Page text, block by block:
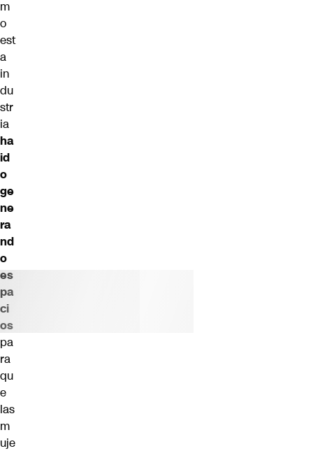
m
o
est
a
in
du
str
ia
ha
id
o
ge
ne
ra
nd
o
es
pa
ci
os
pa
ra
qu
e
las
m
uje